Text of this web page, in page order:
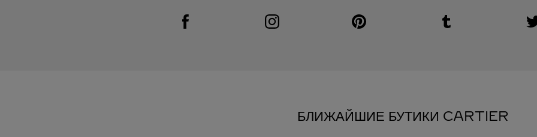
Visit us on Facebook
Link Opens in New Tab Visit us on Instagram
Link Opens in New Tab Visit us on Pinterest
Link Opens in New Tab Visit us on Tumblr
Link Opens in New Tab
БЛИЖАЙШИЕ БУТИКИ CARTIER